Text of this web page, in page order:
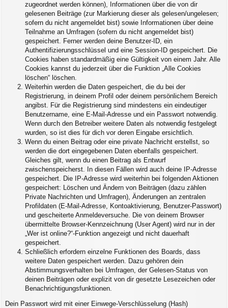
zugeordnet werden können), Informationen über die von dir
gelesenen Beiträge (zur Markierung dieser als gelesen/ungelesen;
sofern du nicht angemeldet bist) sowie Informationen über deine
Teilnahme an Umfragen (sofern du nicht angemeldet bist)
gespeichert. Ferner werden deine Benutzer-ID, ein
Authentifizierungsschlüssel und eine Session-ID gespeichert. Die
Cookies haben standardmäßig eine Gültigkeit von einem Jahr. Alle
Cookies kannst du jederzeit über die Funktion „Alle Cookies
löschen“ löschen.
Weiterhin werden die Daten gespeichert, die du bei der
Registrierung, in deinem Profil oder deinem persönlichem Bereich
angibst. Für die Registrierung sind mindestens ein eindeutiger
Benutzername, eine E-Mail-Adresse und ein Passwort notwendig.
Wenn durch den Betreiber weitere Daten als notwendig festgelegt
wurden, so ist dies für dich vor deren Eingabe ersichtlich.
Wenn du einen Beitrag oder eine private Nachricht erstellst, so
werden die dort eingegebenen Daten ebenfalls gespeichert.
Gleiches gilt, wenn du einen Beitrag als Entwurf
zwischenspeicherst. In diesen Fällen wird auch deine IP-Adresse
gespeichert. Die IP-Adresse wird weiterhin bei folgenden Aktionen
gespeichert: Löschen und Ändern von Beiträgen (dazu zählen
Private Nachrichten und Umfragen), Änderungen an zentralen
Profildaten (E-Mail-Adresse, Kontoaktivierung, Benutzer-Passwort)
und gescheiterte Anmeldeversuche. Die von deinem Browser
übermittelte Browser-Kennzeichnung (User Agent) wird nur in der
„Wer ist online?“-Funktion angezeigt und nicht dauerhaft
gespeichert.
Schließlich erfordern einzelne Funktionen des Boards, dass
weitere Daten gespeichert werden. Dazu gehören dein
Abstimmungsverhalten bei Umfragen, der Gelesen-Status von
deinen Beiträgen oder explizit von dir gesetzte Lesezeichen oder
Benachrichtigungsfunktionen.
Dein Passwort wird mit einer Einwege-Verschlüsselung (Hash)